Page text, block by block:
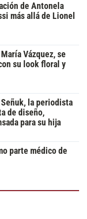
de Antonela
más allá de Lionel
Vázquez, se
su look floral y
la periodista
de diseño,
para su hija
parte médico de